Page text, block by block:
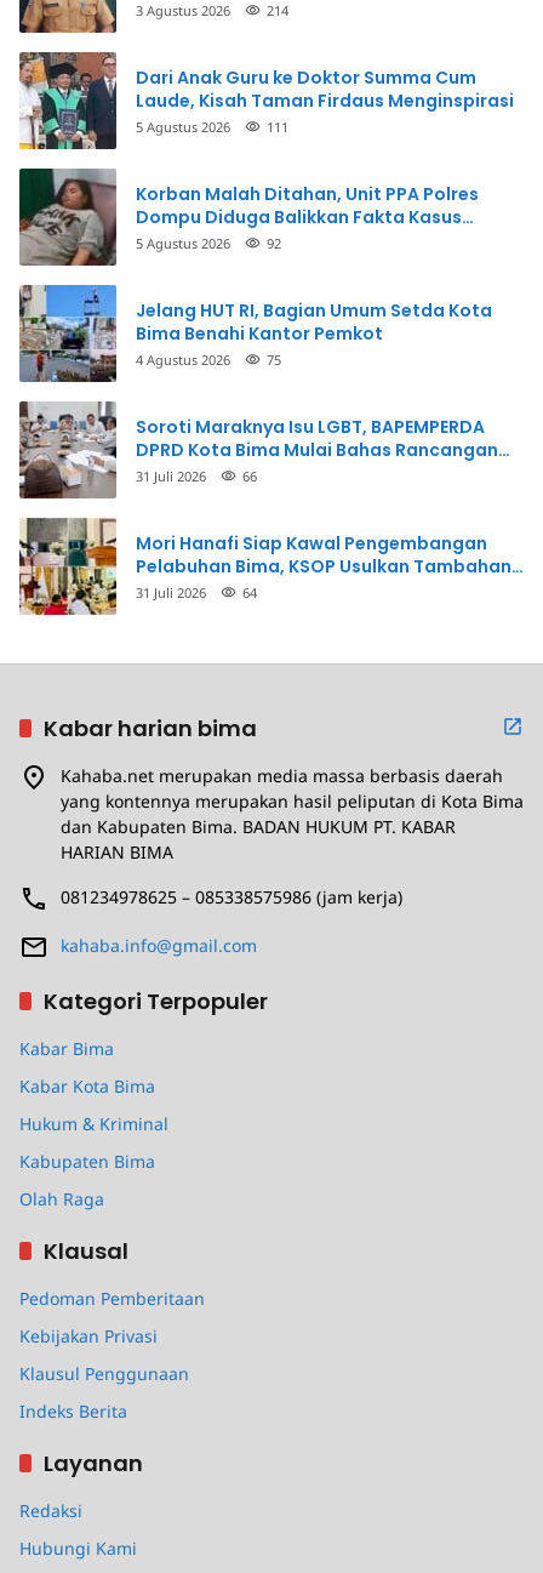
3 Agustus 2026 214
Dari Anak Guru ke Doktor Summa Cum
Laude, Kisah Taman Firdaus Menginspirasi
5 Agustus 2026 111
Korban Malah Ditahan, Unit PPA Polres
Dompu Diduga Balikkan Fakta Kasus
Penganiayaan
5 Agustus 2026 92
Jelang HUT RI, Bagian Umum Setda Kota
Bima Benahi Kantor Pemkot
4 Agustus 2026 75
Soroti Maraknya Isu LGBT, BAPEMPERDA
DPRD Kota Bima Mulai Bahas Rancangan
Perda Pencegahan
31 Juli 2026 66
Mori Hanafi Siap Kawal Pengembangan
Pelabuhan Bima, KSOP Usulkan Tambahan
Dermaga Rp400 Miliar
31 Juli 2026 64
Kabar harian bima
Kahaba.net merupakan media massa berbasis daerah
yang kontennya merupakan hasil peliputan di Kota Bima
dan Kabupaten Bima. BADAN HUKUM PT. KABAR
HARIAN BIMA
081234978625 – 085338575986 (jam kerja)
kahaba.info@gmail.com
Kategori Terpopuler
Kabar Bima
Kabar Kota Bima
Hukum & Kriminal
Kabupaten Bima
Olah Raga
Klausal
Pedoman Pemberitaan
Kebijakan Privasi
Klausul Penggunaan
Indeks Berita
Layanan
Redaksi
Hubungi Kami